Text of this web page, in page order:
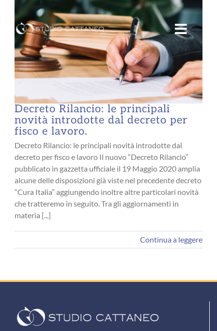
contenuto
Decreto Rilancio: le principali
novità introdotte dal decreto per
fisco e lavoro.
Decreto Rilancio: le principali novità introdotte dal
decreto per fisco e lavoro Il nuovo “Decreto Rilancio”
pubblicato in gazzetta ufficiale il 19 Maggio 2020 amplia
alcune delle disposizioni già viste nel precedente decreto
“Cura Italia” aggiungendo inoltre altre particolari novità
che tratteremo in seguito. Tra gli aggiornamenti in
materia [...]
Continua a leggere